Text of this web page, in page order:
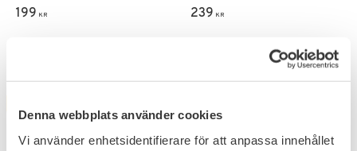
Denna webbplats använder cookies
Vi använder enhetsidentifierare för att anpassa innehållet
199 KR 239 KR